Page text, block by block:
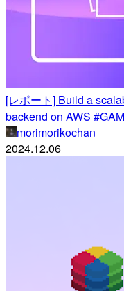
[レポート] Build a
backend on AWS
morimorikochan
2024.12.06